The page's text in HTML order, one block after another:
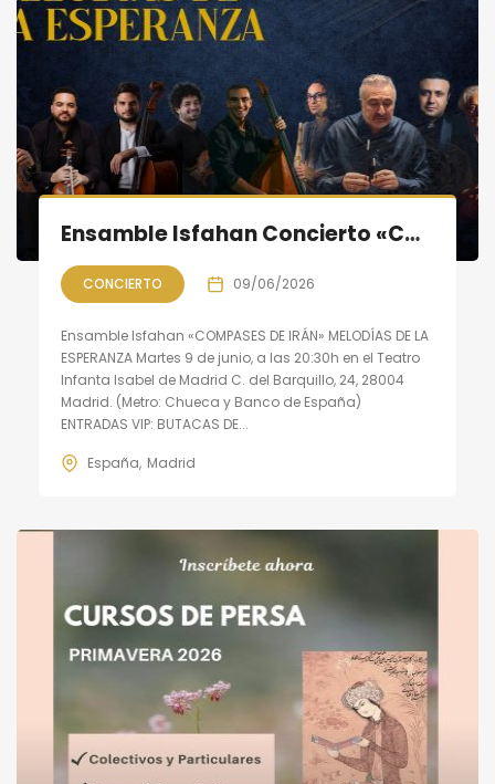
Ensamble Isfahan Concierto «COMPASES DE IRÁN»: Melodías de la Esperanza
CONCIERTO 09/06/2026
Ensamble Isfahan «COMPASES DE IRÁN» MELODÍAS DE LA
ESPERANZA Martes 9 de junio, a las 20:30h en el Teatro
Infanta Isabel de Madrid C. del Barquillo, 24, 28004
Madrid. (Metro: Chueca y Banco de España)
ENTRADAS VIP: BUTACAS DE...
España Madrid